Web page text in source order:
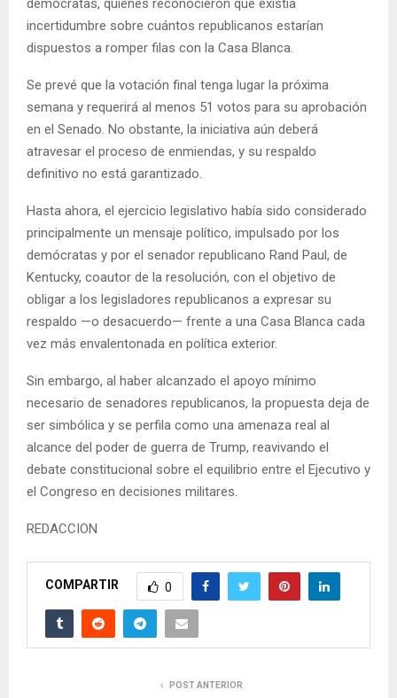
demócratas, quienes reconocieron que existía
incertidumbre sobre cuántos republicanos estarían
dispuestos a romper filas con la Casa Blanca.
Se prevé que la votación final tenga lugar la próxima
semana y requerirá al menos 51 votos para su aprobación
en el Senado. No obstante, la iniciativa aún deberá
atravesar el proceso de enmiendas, y su respaldo
definitivo no está garantizado.
Hasta ahora, el ejercicio legislativo había sido considerado
principalmente un mensaje político, impulsado por los
demócratas y por el senador republicano Rand Paul, de
Kentucky, coautor de la resolución, con el objetivo de
obligar a los legisladores republicanos a expresar su
respaldo —o desacuerdo— frente a una Casa Blanca cada
vez más envalentonada en política exterior.
Sin embargo, al haber alcanzado el apoyo mínimo
necesario de senadores republicanos, la propuesta deja de
ser simbólica y se perfila como una amenaza real al
alcance del poder de guerra de Trump, reavivando el
debate constitucional sobre el equilibrio entre el Ejecutivo y
el Congreso en decisiones militares.
REDACCION
COMPARTIR 0
POST ANTERIOR